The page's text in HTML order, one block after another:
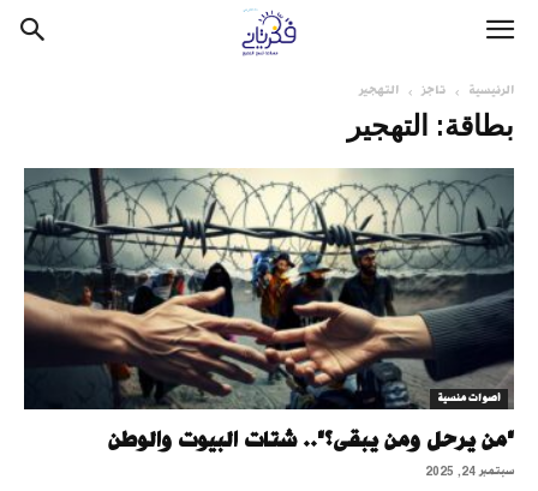
الرئيسية تاجز التهجير
بطاقة: التهجير
أصوات منسية
"من يرحل ومن يبقى؟".. شتات البيوت والوطن
سبتمبر 24, 2025